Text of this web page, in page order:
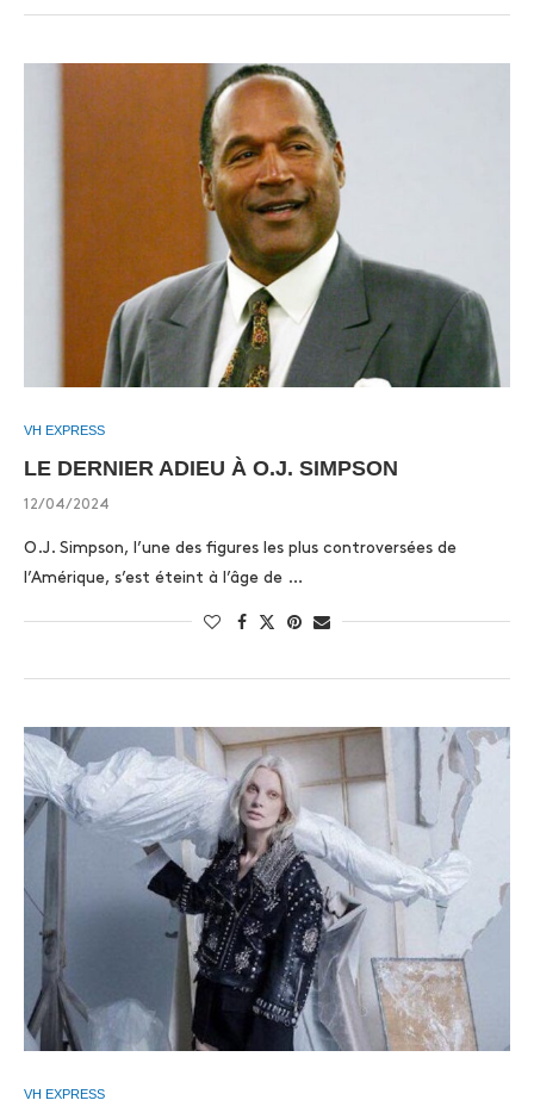
VH EXPRESS
LE DERNIER ADIEU À O.J. SIMPSON
12/04/2024
O.J. Simpson, l’une des figures les plus controversées de
l’Amérique, s’est éteint à l’âge de …
VH EXPRESS